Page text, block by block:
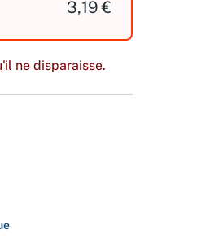
3,19 €
ne disparaisse.